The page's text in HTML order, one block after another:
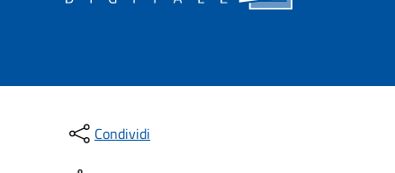
Condividi